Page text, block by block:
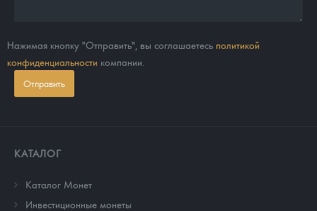
Нажимая кнопку "Отправить", вы соглашаетесь политикой
конфиденциальности компании.
Отправить
КАТАЛОГ
Каталог Монет
Инвестиционные монеты